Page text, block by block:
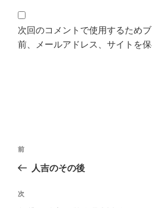
次回のコメントで使用するため
前、メールアドレス、サイトを保
投
ビ
過
去
投
前
人吉のその後
次
次